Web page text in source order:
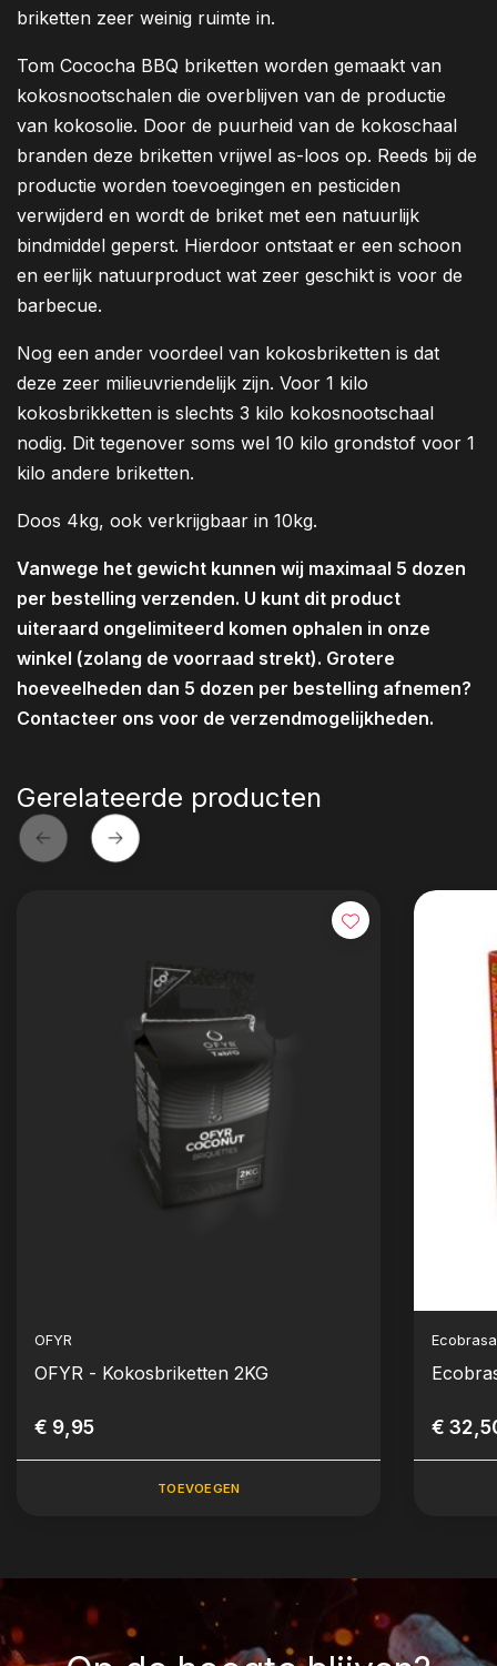
briketten zeer weinig ruimte in.
Tom Cococha BBQ briketten worden gemaakt van
kokosnootschalen die overblijven van de productie
van kokosolie. Door de puurheid van de kokoschaal
branden deze briketten vrijwel as-loos op. Reeds bij de
productie worden toevoegingen en pesticiden
verwijderd en wordt de briket met een natuurlijk
bindmiddel geperst. Hierdoor ontstaat er een schoon
en eerlijk natuurproduct wat zeer geschikt is voor de
barbecue.
Nog een ander voordeel van kokosbriketten is dat
deze zeer milieuvriendelijk zijn. Voor 1 kilo
kokosbrikketten is slechts 3 kilo kokosnootschaal
nodig. Dit tegenover soms wel 10 kilo grondstof voor 1
kilo andere briketten.
Doos 4kg, ook verkrijgbaar in 10kg.
Vanwege het gewicht kunnen wij maximaal 5 dozen
per bestelling verzenden. U kunt dit product
uiteraard ongelimiteerd komen ophalen in onze
winkel (zolang de voorraad strekt). Grotere
hoeveelheden dan 5 dozen per bestelling afnemen?
Contacteer ons voor de verzendmogelijkheden.
Gerelateerde producten
OFYR
OFYR - Kokosbriketten 2KG
€ 9,95
TOEVOEGEN
Ecobrasa
€